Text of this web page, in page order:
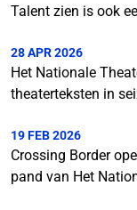
Talent zien is ook
28 APR 2026
Het Nationale
theaterteksten in
19 FEB 2026
Crossing Border
pand van Het